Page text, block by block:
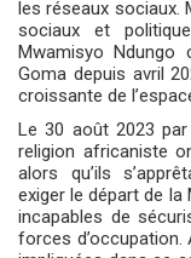
les réseaux sociaux.
sociaux et
Mwamisyo
Goma depuis avril
croissante de
Le 30 août 2023 par
religion africaniste
alors qu’ils
exiger le départ de la
incapables de
forces